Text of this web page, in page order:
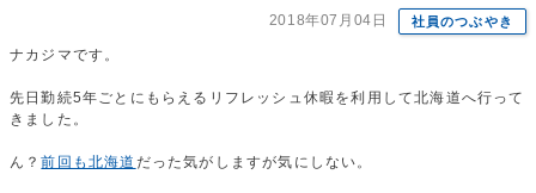
2018年07月04日 社員のつぶやき
ナカジマです。
先日勤続5年ごとにもらえるリフレッシュ休暇を利用して北海道へ行って
きました。
ん？前回も北海道 だった気がしますが気にしない。